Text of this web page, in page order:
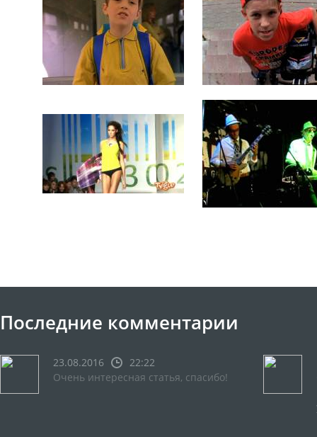
Последние комментарии
23.08.2016
22:22
Очень интересная статья, спасибо!